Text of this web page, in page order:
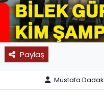
Paylaş
Mustafa Dadak